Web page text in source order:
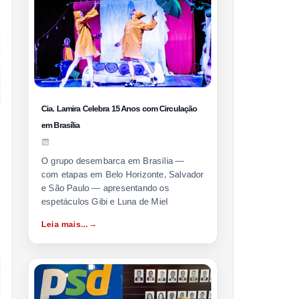
Cia. Lamira Celebra 15 Anos com Circulação
em Brasília
O grupo desembarca em Brasília —
com etapas em Belo Horizonte, Salvador
e São Paulo — apresentando os
espetáculos Gibi e Luna de Miel
Leia mais...